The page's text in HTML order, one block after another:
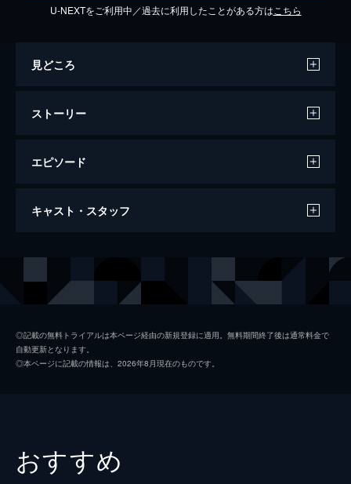
U-NEXTをご利用中／過去に利用したことがある方は こちら
見どころ
ストーリー
エピソード
50年後のサマーキャンプ
キャスト・スタッフ
ジニー キャシー・ベイツ
監督
◎記載の無料トライアルは本ページ経由の新規登録に適用。無料期間終了後は通常料金で
自動更新となります。
◎本ページに記載の情報は、2026年8月現在のものです。
おすすめ